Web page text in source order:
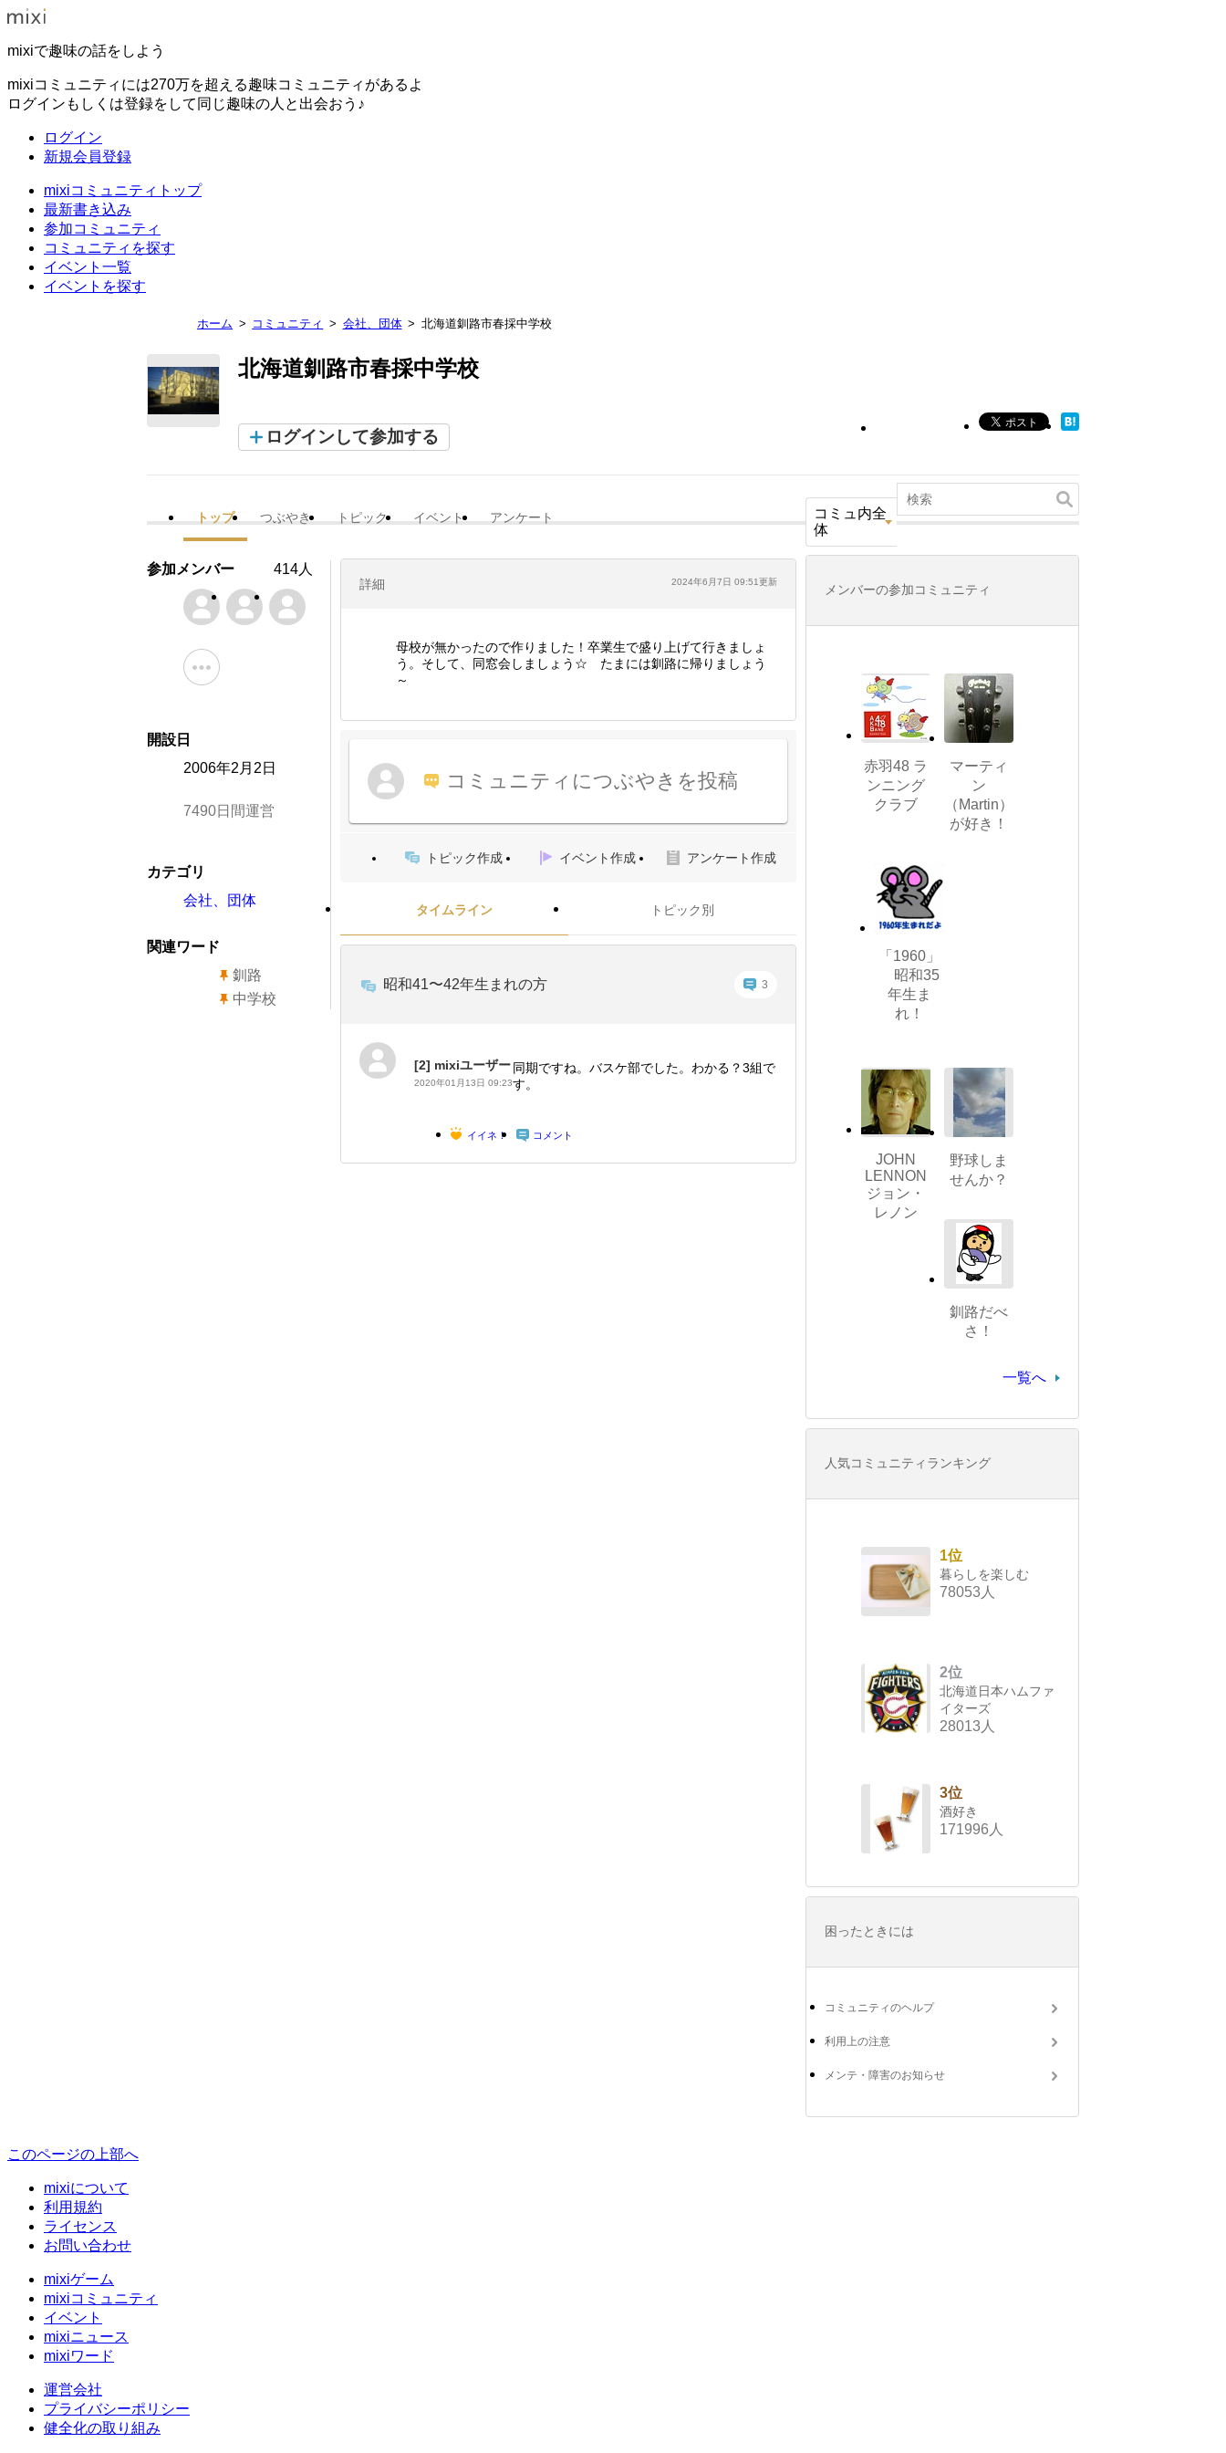
mixiで趣味の話をしよう
mixiコミュニティには270万を超える趣味コミュニティがあるよ
ログインもしくは登録をして同じ趣味の人と出会おう♪
ログイン
新規会員登録
mixiコミュニティトップ
最新書き込み
参加コミュニティ
コミュニティを探す
イベント一覧
イベントを探す
ホーム コミュニティ 会社、団体 北海道釧路市春採中学校
北海道釧路市春採中学校
ログインして参加する
トップ つぶやき トピック イベント アンケート
コミュ内全
体
詳細 2024年6月7日 09:51更新
母校が無かったので作りました！卒業生で盛り上げて行きましょ
う。そして、同窓会しましょう☆ たまには釧路に帰りましょう
～
コミュニティにつぶやきを投稿
トピック作成 イベント作成 アンケート作成
タイムライン トピック別
昭和41〜42年生まれの方 3
[2] mixiユーザー
2020年01月13日 09:23
同期ですね。バスケ部でした。わかる？3組で
す。
イイネ！ コメント
参加メンバー 414人
開設日
2006年2月2日
7490日間運営
カテゴリ
会社、団体
関連ワード
釧路
中学校
メンバーの参加コミュニティ
赤羽48 ラ
ンニング
クラブ
マーティ
ン
（Martin）
が好き！
「1960」
昭和35
年生ま
れ！
JOHN
LENNON
ジョン・
レノン
野球しま
せんか？
釧路だべ
さ！
一覧へ
人気コミュニティランキング
1位
暮らしを楽しむ
78053人
2位
北海道日本ハムファ
イターズ
28013人
3位
酒好き
171996人
困ったときには
コミュニティのヘルプ
利用上の注意
メンテ・障害のお知らせ
このページの上部へ
mixiについて
利用規約
ライセンス
お問い合わせ
mixiゲーム
mixiコミュニティ
イベント
mixiニュース
mixiワード
運営会社
プライバシーポリシー
健全化の取り組み